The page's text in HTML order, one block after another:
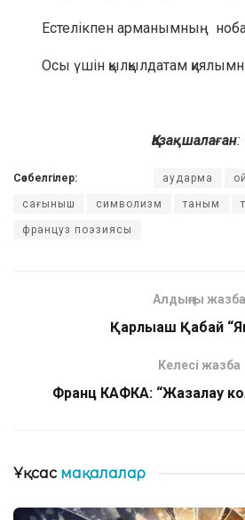
Естелікпен арманымның
Осы үшін қылқылдатам
Қазақшалаған:
Сөзбелгілер: аударма
сағыныш символизм таным
француз поэзиясы
Алдыңғы жазба
Қарлығаш Қабай
Келесі жазба
Франц КАФКА: “Жазалау
Ұқсас мақалалар